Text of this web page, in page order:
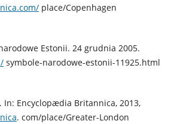
place/Copenhagen
Estonii. 24 grudnia 2005.
symbole-narodowe-estonii-11925.html
In: Encyclopædia Britannica, 2013,
. com/place/Greater-London